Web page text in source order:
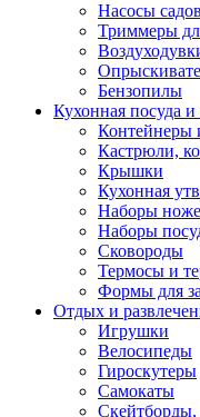
Насосы
Триммеры
Бензопилы
Кухонная посуда
Контейнеры
Кастрюли,
Крышки
Кухонная
Наборы
Наборы
Сковороды
Термосы и
Формы для
Отдых и
Игрушки
Велосипеды
Гироскутеры
Самокаты
Скейтборды,